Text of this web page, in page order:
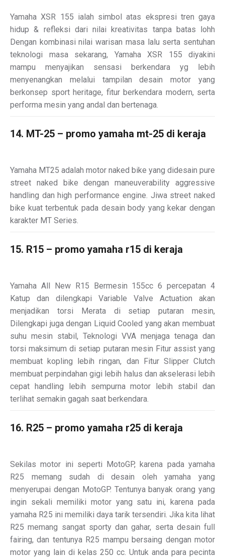
Yamaha XSR 155 ialah simbol atas ekspresi tren gaya
hidup & refleksi dari nilai kreativitas tanpa batas lohh
Dengan kombinasi nilai warisan masa lalu serta sentuhan
teknologi masa sekarang, Yamaha XSR 155 diyakini
mampu menyajikan sensasi berkendara yg lebih
menyenangkan melalui tampilan desain motor yang
berkonsep sport heritage, fitur berkendara modern, serta
performa mesin yang andal dan bertenaga.
14. MT-25 – promo yamaha mt-25 di keraja
Yamaha MT25 adalah motor naked bike yang didesain pure
street naked bike dengan maneuverability aggressive
handling dan high performance engine. Jiwa street naked
bike kuat terbentuk pada desain body yang kekar dengan
karakter MT Series.
15. R15 – promo yamaha r15 di keraja
Yamaha All New R15 Bermesin 155cc 6 percepatan 4
Katup dan dilengkapi Variable Valve Actuation akan
menjadikan torsi Merata di setiap putaran mesin,
Dilengkapi juga dengan Liquid Cooled yang akan membuat
suhu mesin stabil, Teknologi VVA menjaga tenaga dan
torsi maksimum di setiap putaran mesin Fitur assist yang
membuat kopling lebih ringan, dan Fitur Slipper Clutch
membuat perpindahan gigi lebih halus dan akselerasi lebih
cepat handling lebih sempurna motor lebih stabil dan
terlihat semakin gagah saat berkendara.
16. R25 – promo yamaha r25 di keraja
Sekilas motor ini seperti MotoGP, karena pada yamaha
R25 memang sudah di desain oleh yamaha yang
menyerupai dengan MotoGP. Tentunya banyak orang yang
ingin sekali memiliki motor yang satu ini, karena pada
yamaha R25 ini memiliki daya tarik tersendiri. Jika kita lihat
R25 memang sangat sporty dan gahar, serta desain full
fairing, dan tentunya R25 mampu bersaing dengan motor
motor yang lain di kelas 250 cc. Untuk anda para pecinta